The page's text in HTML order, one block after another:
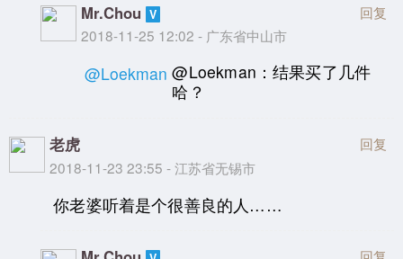
Mr.Chou
2018-11-25 12:02 - 广东省中山市
回复
@Loekman @Loekman：结果买了几件
哈？
老虎
2018-11-23 23:55 - 江苏省无锡市
回复
你老婆听着是个很善良的人……